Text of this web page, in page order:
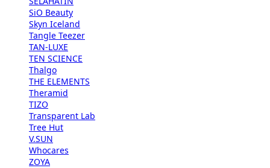
SiO Beauty
Skyn Iceland
Tangle Teezer
TAN-LUXE
TEN SCIENCE
Thalgo
THE ELEMENTS
Theramid
TIZO
Transparent Lab
Tree Hut
V.SUN
Whocares
ZOYA